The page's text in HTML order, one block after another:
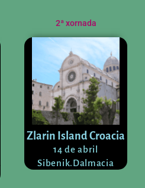
2ª xornada
Zlarin Island Croacia
14 de abril
Sibenik.Dalmacia